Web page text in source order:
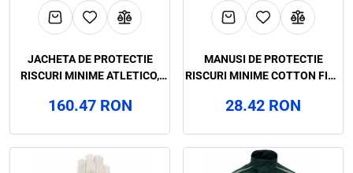
JACHETA DE PROTECTIE
RISCURI MINIME ATLETICO,
160.47 RON
MANUSI DE PROTECTIE
RISCURI MINIME COTTON FINE
ART.1C40 (1020)
28.42 RON